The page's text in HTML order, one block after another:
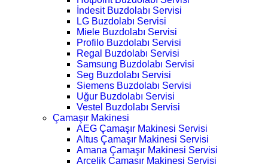
İndesit Buzdolabı Servisi
LG Buzdolabı Servisi
Miele Buzdolabı Servisi
Profilo Buzdolabı Servisi
Regal Buzdolabı Servisi
Samsung Buzdolabı Servisi
Seg Buzdolabı Servisi
Siemens Buzdolabı Servisi
Uğur Buzdolabı Servisi
Vestel Buzdolabı Servisi
Çamaşır Makinesi
AEG Çamaşır Makinesi Servisi
Altus Çamaşır Makinesi Servisi
Amana Çamaşır Makinesi Servisi
Arçelik Çamaşır Makinesi Servisi